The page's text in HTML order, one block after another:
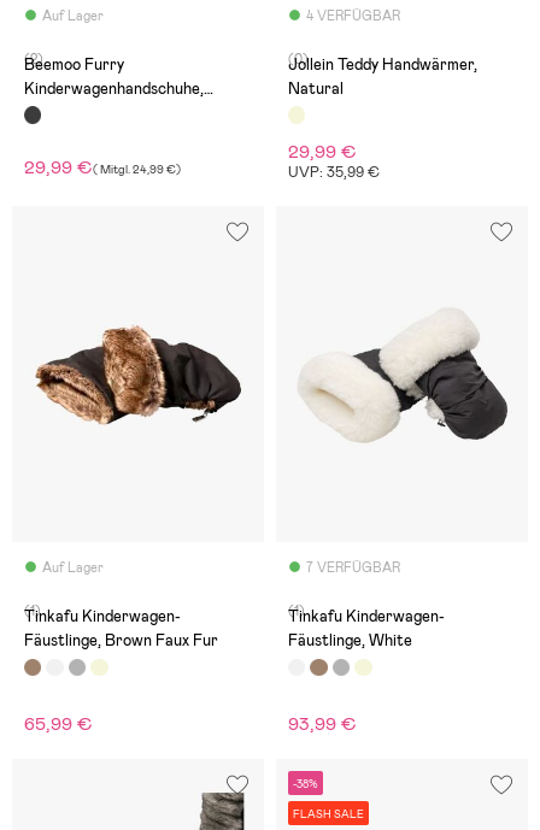
Auf Lager
(2)
Beemoo Furry
Kinderwagenhandschuhe,
Schwarz
29,99 €(Mitgl.24,99 €)
4 VERFÜGBAR
(0)
Jollein Teddy Handwärmer,
Natural
29,99 €
UVP: 35,99 €
Auf Lager
(1)
Tinkafu Kinderwagen-
Fäustlinge, Brown Faux Fur
65,99 €
7 VERFÜGBAR
(1)
Tinkafu Kinderwagen-
Fäustlinge, White
93,99 €
-38%
FLASH SALE